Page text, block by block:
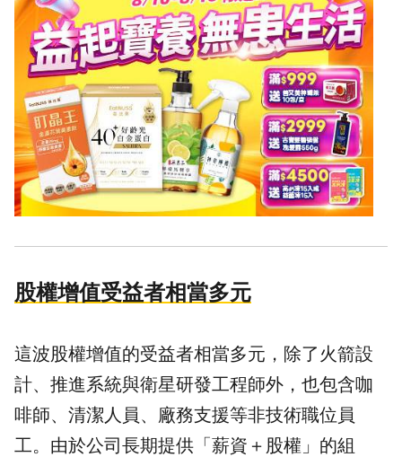
股權增值受益者相當多元
這波股權增值的受益者相當多元，除了火箭設
計、推進系統與衛星研發工程師外，也包含咖
啡師、清潔人員、廠務支援等非技術職位員
工。由於公司長期提供「薪資＋股權」的組